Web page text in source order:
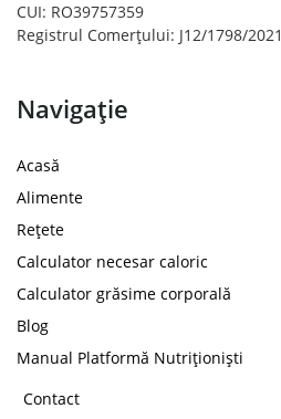
CUI: RO39757359
Registrul Comerțului: J12/1798/2021
Navigație
Acasă
Alimente
Rețete
Calculator necesar caloric
Calculator grăsime corporală
Blog
Manual Platformă Nutriționiști
Contact